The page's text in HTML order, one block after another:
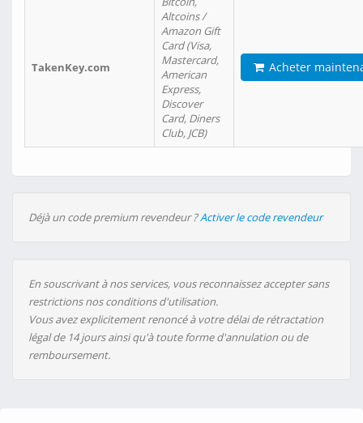
TakenKey.com
Altcoins /
Amazon Gift
Card (Visa,
Mastercard,
American
Express,
Discover
Card, Diners
Club, JCB)
Acheter
Déjà un code premium revendeur ?Activer le code revendeur
En souscrivant à nos services, vous reconnaissez accepter sans
restrictions nos conditions d'utilisation.
Vous avez explicitement renoncé à votre délai de rétractation
légal de 14 jours ainsi qu'à toute forme d'annulation ou de
remboursement.